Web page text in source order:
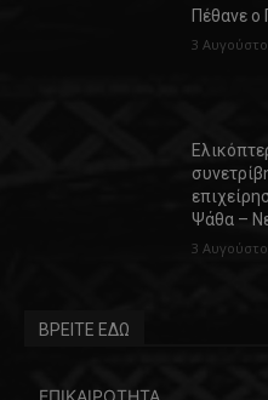
Πέθανε ο
3
Ψάθα –
3
ΒΡΕΙΤΕ ΕΔΩ